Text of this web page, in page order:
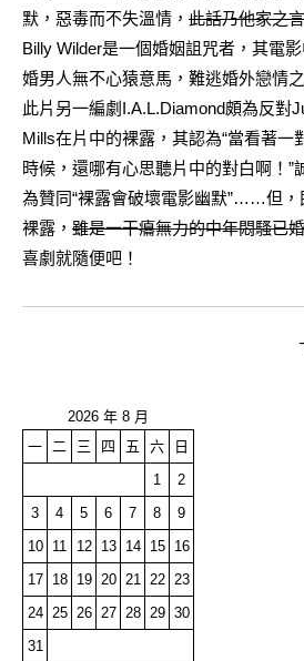
默，惡毒而不失溫情， 此話乃他家之言
Billy Wilder是一個婚姻詛咒者，其電
婚男人無不心猿意馬，難逃婚外戀情
此片另一編劇I.A.L.Diamond頗為反對
Mills在片中的裸露，其認為“當看著一
時候，還哪有心思聽片中的對白啊！”
為贊同“裸露會破壞電影幽默”……但，
裸露， 雖是一干癟無力的中年悶騷已
喜劇就隨便吧！
2026 年 8 月
一 二 三 四 五 六
日
1
2
3
4 5 6 7 8
9
10
11 12 13 14 15
16
17
18 19 20 21 22 23
24 25 26 27 28 29 30
31